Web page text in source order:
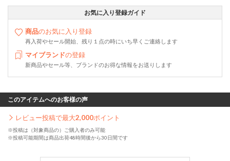
お気に入り登録ガイド
商品のお気に入り登録
再入荷やセール開始、残り１点の時にいち早くご連絡します
マイブランドの登録
新商品やセール等、ブランドのお得な情報をお送りします
このアイテムへのお客様の声
レビュー投稿で最大2,000ポイント
※投稿は（対象商品の）ご購入者のみ可能
※投稿可能期間は商品出荷48時間後から30日間です